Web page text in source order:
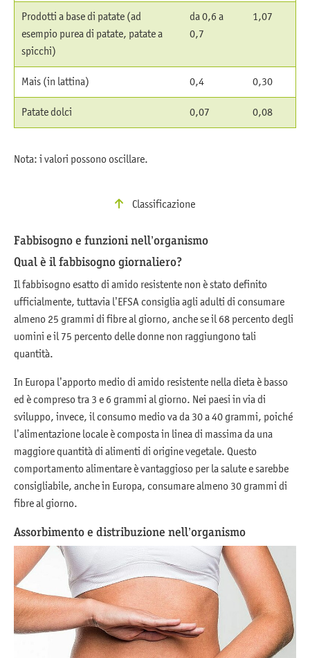
Prodotti a base di patate (ad
esempio purea di patate, patate a
spicchi)
da 0,6 a
0,7
1,07
Mais (in lattina) 0,4 0,30
Patate dolci 0,07 0,08
Nota: i valori possono oscillare.
Classificazione
Fabbisogno e funzioni nell’organismo
Qual è il fabbisogno giornaliero?
Il fabbisogno esatto di amido resistente non è stato definito
ufficialmente, tuttavia l’EFSA consiglia agli adulti di consumare
almeno 25 grammi di fibre al giorno, anche se il 68 percento degli
uomini e il 75 percento delle donne non raggiungono tali
quantità.
In Europa l’apporto medio di amido resistente nella dieta è basso
ed è compreso tra 3 e 6 grammi al giorno. Nei paesi in via di
sviluppo, invece, il consumo medio va da 30 a 40 grammi, poiché
l’alimentazione locale è composta in linea di massima da una
maggiore quantità di alimenti di origine vegetale. Questo
comportamento alimentare è vantaggioso per la salute e sarebbe
consigliabile, anche in Europa, consumare almeno 30 grammi di
fibre al giorno.
Assorbimento e distribuzione nell’organismo